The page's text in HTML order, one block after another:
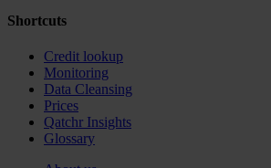
Shortcuts
Credit lookup
Monitoring
Data Cleansing
Prices
Qatchr Insights
Glossary